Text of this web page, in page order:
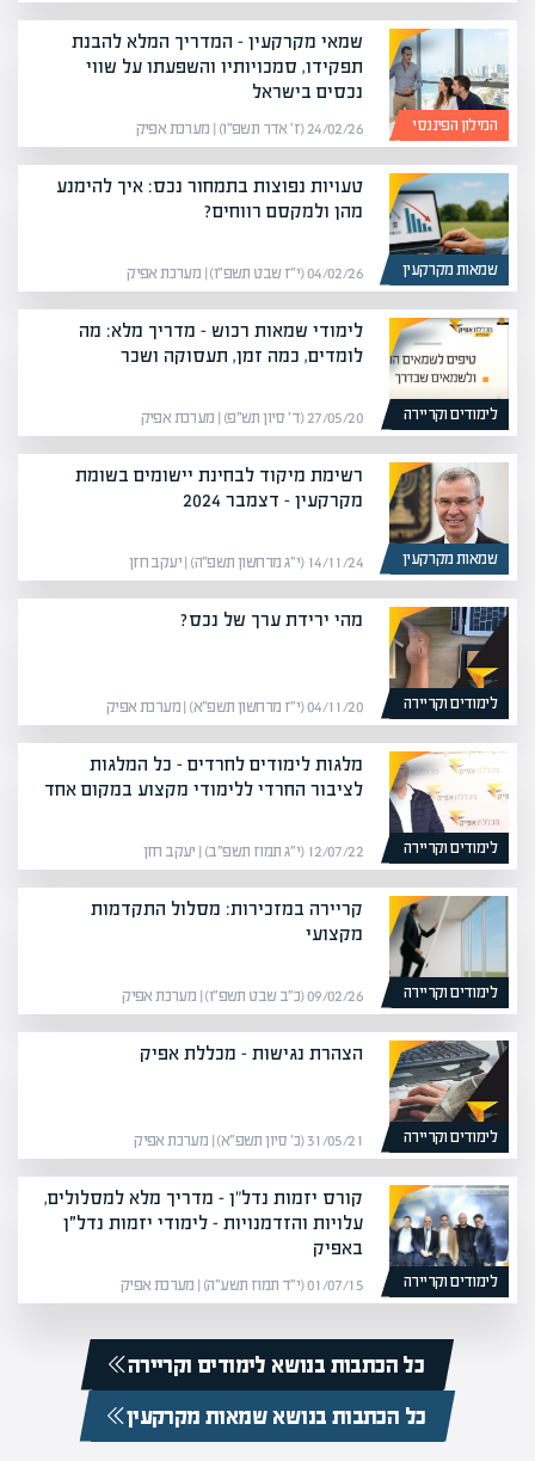
המילון הפיננסי
שמאי מקרקעין – המדריך המלא להבנת
תפקידו, סמכויותיו והשפעתו על שווי
נכסים בישראל
24/02/26 (ז׳ אדר תשפ״ו) | מערכת אפיק
שמאות מקרקעין
טעויות נפוצות בתמחור נכס: איך להימנע
מהן ולמקסם רווחים?
04/02/26 (י״ז שבט תשפ״ו) | מערכת אפיק
לימודים וקריירה
לימודי שמאות רכוש – מדריך מלא: מה
לומדים, כמה זמן, תעסוקה ושכר
27/05/20 (ד׳ סיון תש״פ) | מערכת אפיק
שמאות מקרקעין
רשימת מיקוד לבחינת יישומים בשומת
מקרקעין – דצמבר 2024
14/11/24 (י״ג מרחשון תשפ״ה) | יעקב חזן
לימודים וקריירה
מהי ירידת ערך של נכס?
04/11/20 (י״ז מרחשון תשפ״א) | מערכת אפיק
לימודים וקריירה
מלגות לימודים לחרדים – כל המלגות
לציבור החרדי ללימודי מקצוע במקום אחד
12/07/22 (י״ג תמוז תשפ״ב) | יעקב חזן
לימודים וקריירה
קריירה במזכירות: מסלול התקדמות
מקצועי
09/02/26 (כ״ב שבט תשפ״ו) | מערכת אפיק
לימודים וקריירה
הצהרת נגישות – מכללת אפיק
31/05/21 (כ׳ סיון תשפ״א) | מערכת אפיק
לימודים וקריירה
קורס יזמות נדל"ן – מדריך מלא למסלולים,
עלויות והזדמנויות – לימודי יזמות נדל״ן
באפיק
01/07/15 (י״ד תמוז תשע״ה) | מערכת אפיק
כל הכתבות בנושא לימודים וקריירה
כל הכתבות בנושא שמאות מקרקעין